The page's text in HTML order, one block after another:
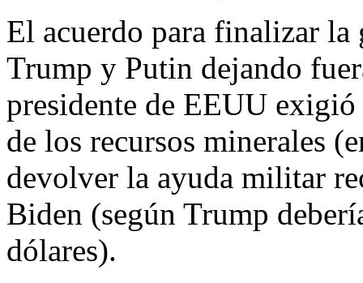
El acuerdo para finalizar la
Trump y Putin dejando
presidente de EEUU
de los recursos minerales
devolver la ayuda militar
Biden (según Trump
dólares).